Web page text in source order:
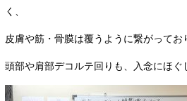
く、
皮膚や筋・骨膜は覆うように繋がってお
頭部や肩部デコルテ回りも、入念にほぐ